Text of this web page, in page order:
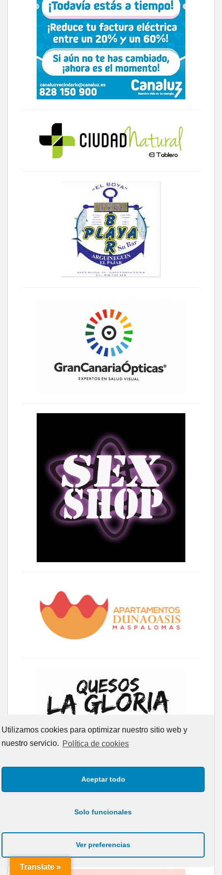
Utilizamos cookies para optimizar nuestro sitio web y
nuestro servicio. Política de cookies
Aceptar todo
Solo funcionales
Ver preferencias
Translate »